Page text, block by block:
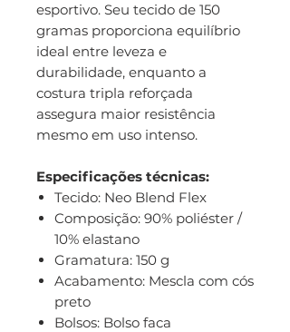
esportivo. Seu tecido de 150
gramas proporciona equilíbrio
ideal entre leveza e
durabilidade, enquanto a
costura tripla reforçada
assegura maior resistência
mesmo em uso intenso.
Especificações técnicas:
Tecido: Neo Blend Flex
Composição: 90% poliéster /
10% elastano
Gramatura: 150 g
Acabamento: Mescla com cós
preto
Bolsos: Bolso faca